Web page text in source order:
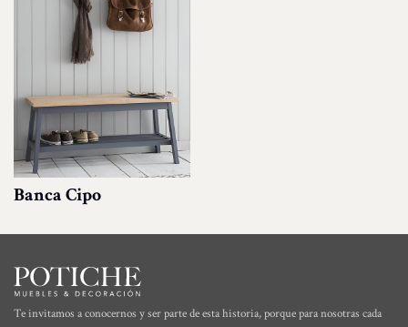
Banca Cipo
Te invitamos a conocernos y ser parte de esta historia, porque para nosotras cada